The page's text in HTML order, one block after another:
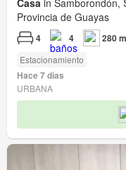
Casa in Samborondón,
Provincia de Guayas
4 4 280
Estacionamiento
Hace 7 días
URBANA